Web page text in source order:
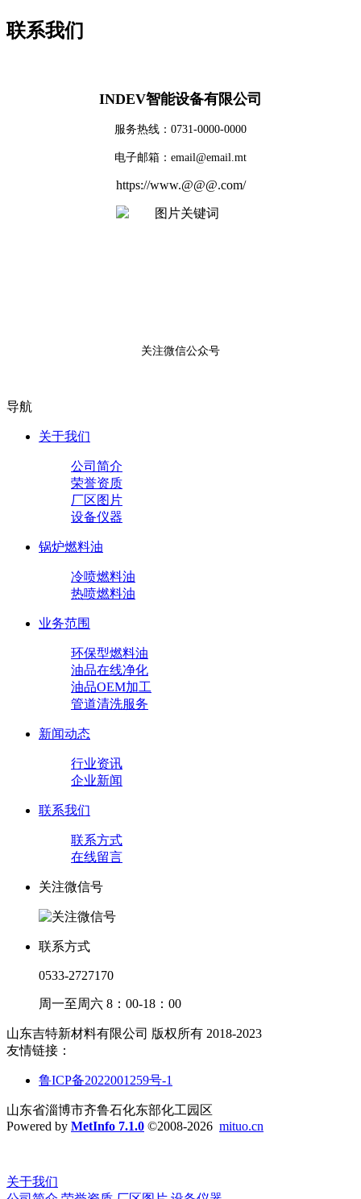
联系我们
INDEV智能设备有限公司
服务热线：0731-0000-0000
电子邮箱：email@email.mt
https://www.@@@.com/
关注微信公众号
导航
关于我们
公司简介
荣誉资质
厂区图片
设备仪器
锅炉燃料油
冷喷燃料油
热喷燃料油
业务范围
环保型燃料油
油品在线净化
油品OEM加工
管道清洗服务
新闻动态
行业资讯
企业新闻
联系我们
联系方式
在线留言
关注微信号
联系方式
0533-2727170
周一至周六 8：00-18：00
山东吉特新材料有限公司 版权所有 2018-2023
友情链接：
鲁ICP备2022001259号-1
山东省淄博市齐鲁石化东部化工园区
Powered by MetInfo 7.1.0 ©2008-2026 mituo.cn
关于我们